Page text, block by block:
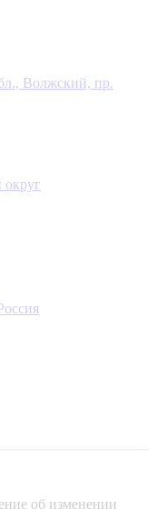
Волжский, пр.
об изменении